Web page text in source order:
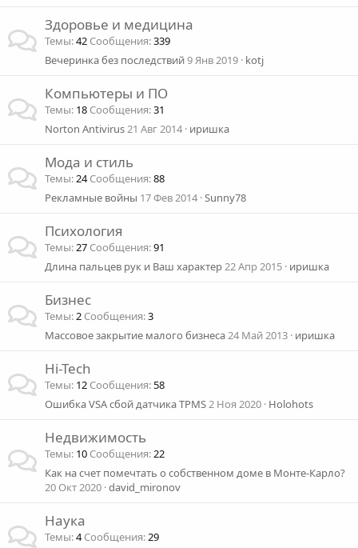
Здоровье и медицина
Темы 42 Сообщения 339
Вечеринка без последствий9 Янв 2019 kotj
Компьютеры и ПО
Темы 18 Сообщения 31
Norton Antivirus21 Авг 2014 иришка
Мода и стиль
Темы 24 Сообщения 88
Рекламные войны 17 Фев 2014 Sunny78
Психология
Темы 27 Сообщения 91
Длина пальцев рук и Ваш характер22 Апр 2015 иришка
Бизнес
Темы 2 Сообщения 3
Массовое закрытие малого бизнеса24 Май 2013 иришка
Hi-Tech
Темы 12 Сообщения 58
Ошибка VSA сбой датчика TPMS2 Ноя 2020 Holohots
Недвижимость
Темы 10 Сообщения 22
Как на счет помечтать о собственном доме в Монте-Карло?
20 Окт 2020 david_mironov
Наука
Темы 4 Сообщения 29